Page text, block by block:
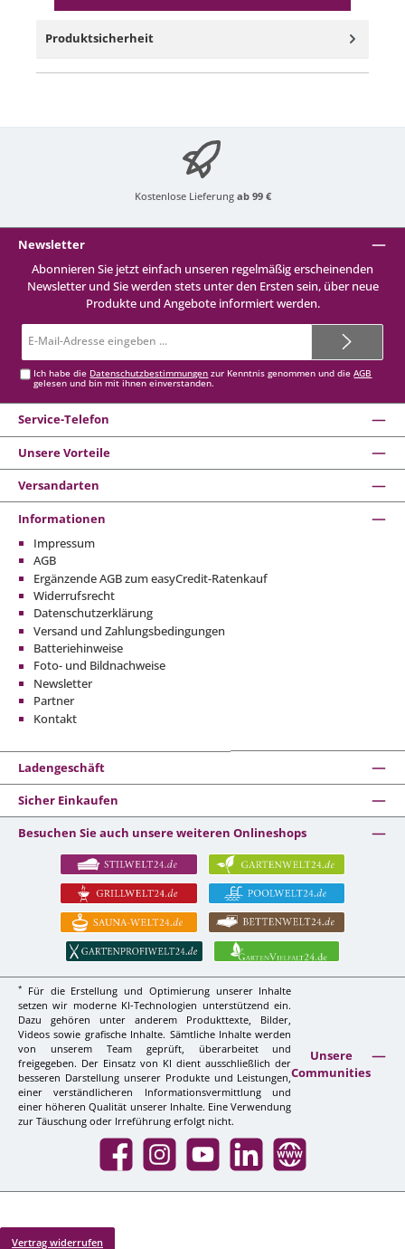
Produktsicherheit
Kostenlose Lieferung ab 99 €
Newsletter
Abonnieren Sie jetzt einfach unseren regelmäßig erscheinenden
Newsletter und Sie werden stets unter den Ersten sein, über neue
Produkte und Angebote informiert werden.
Mail-
Ich habe die Datenschutzbestimmungen zur Kenntnis genommen und dieAGB
gelesen und bin mit ihnen einverstanden.
Service-Telefon
Unsere Vorteile
Versandarten
Informationen
Impressum
AGB
Ergänzende AGB zum easyCredit-Ratenkauf
Widerrufsrecht
Datenschutzerklärung
Versand und Zahlungsbedingungen
Batteriehinweise
Foto- und Bildnachweise
Newsletter
Partner
Kontakt
Ladengeschäft
Sicher Einkaufen
Besuchen Sie auch unsere weiteren Onlineshops
*
Für die Erstellung und Optimierung unserer Inhalte
setzen wir moderne KI-Technologien unterstützend ein.
Dazu gehören unter anderem Produkttexte, Bilder,
Videos sowie grafische Inhalte. Sämtliche Inhalte werden
von unserem Team geprüft, überarbeitet und
freigegeben. Der Einsatz von KI dient ausschließlich der
besseren Darstellung unserer Produkte und Leistungen,
einer verständlicheren Informationsvermittlung und
einer höheren Qualität unserer Inhalte. Eine Verwendung
zur Täuschung oder Irreführung erfolgt nicht.
Unsere
Communities
Facebook InstagramYouTube LinkedIn Website
Vertrag widerrufen